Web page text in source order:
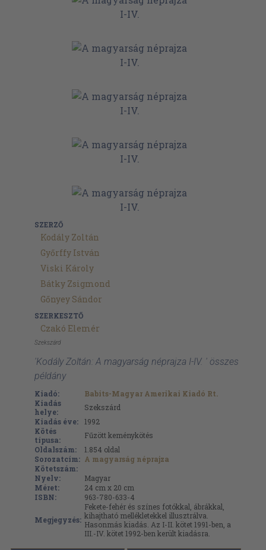
SZERZŐ
Kodály Zoltán
Győrffy István
Viski Károly
Bátky Zsigmond
Gőnyey Sándor
SZERKESZTŐ
Czakó Elemér
Szekszárd
'Kodály Zoltán: A magyarság néprajza I-IV. ' összes
példány
Kiadó:
Babits-Magyar Amerikai Kiadó Rt.
Kiadás
helye:
Szekszárd
Kiadás éve:
1992
Kötés
típusa:
Fűzött keménykötés
Oldalszám:
1.854 oldal
Sorozatcím: A magyarság néprajza
Kötetszám:
Nyelv:
Magyar
Méret:
24 cm x 20 cm
ISBN:
963-780-633-4
Megjegyzés:
Fekete-fehér és színes fotókkal, ábrákkal,
kihajtható mellékletekkel illusztrálva.
Hasonmás kiadás. Az I-II. kötet 1991-ben, a
III.-IV. kötet 1992-ben került kiadásra.